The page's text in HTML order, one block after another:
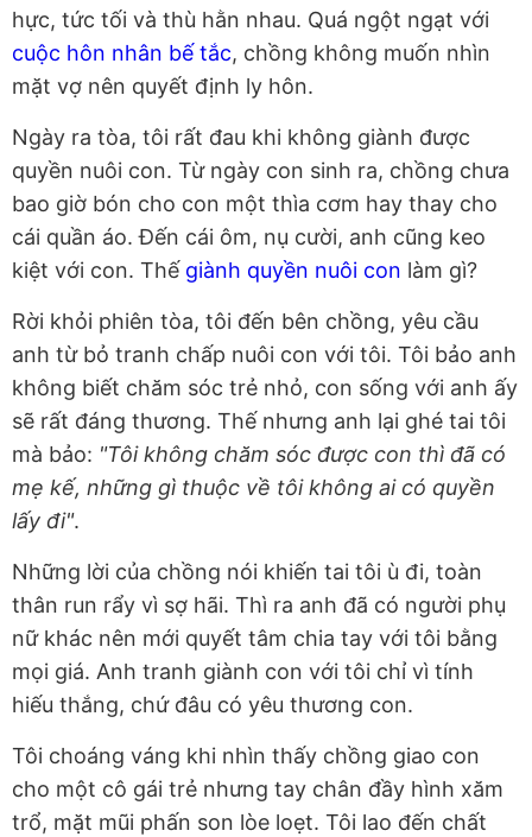
hực, tức tối và thù hằn nhau. Quá ngột ngạt với
cuộc hôn nhân bế tắc, chồng không muốn nhìn
mặt vợ nên quyết định ly hôn.
Ngày ra tòa, tôi rất đau khi không giành được
quyền nuôi con. Từ ngày con sinh ra, chồng chưa
bao giờ bón cho con một thìa cơm hay thay cho
cái quần áo. Đến cái ôm, nụ cười, anh cũng keo
kiệt với con. Thế giành quyền nuôi con làm gì?
Rời khỏi phiên tòa, tôi đến bên chồng, yêu cầu
anh từ bỏ tranh chấp nuôi con với tôi. Tôi bảo anh
không biết chăm sóc trẻ nhỏ, con sống với anh ấy
sẽ rất đáng thương. Thế nhưng anh lại ghé tai tôi
mà bảo: "Tôi không chăm sóc được con thì đã có
mẹ kế, những gì thuộc về tôi không ai có quyền
lấy đi".
Những lời của chồng nói khiến tai tôi ù đi, toàn
thân run rẩy vì sợ hãi. Thì ra anh đã có người phụ
nữ khác nên mới quyết tâm chia tay với tôi bằng
mọi giá. Anh tranh giành con với tôi chỉ vì tính
hiếu thắng, chứ đâu có yêu thương con.
Tôi choáng váng khi nhìn thấy chồng giao con
cho một cô gái trẻ nhưng tay chân đầy hình xăm
trổ, mặt mũi phấn son lòe loẹt. Tôi lao đến chất